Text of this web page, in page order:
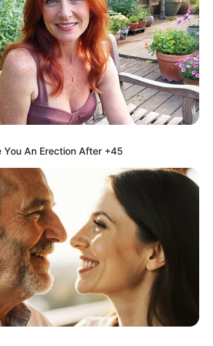
You An Erection After +45